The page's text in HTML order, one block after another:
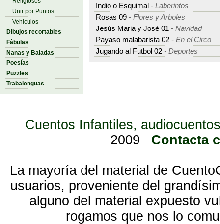
Unir por Puntos
Vehiculos
Dibujos recortables
Fábulas
Nanas y Baladas
Poesías
Puzzles
Trabalenguas
Indio o Esquimal - Laberintos
Rosas 09 - Flores y Arboles
Jesús Maria y José 01 - Navidad
Payaso malabarista 02 - En el Circo
Jugando al Futbol 02 - Deportes
Cuentos Infantiles,
2009
Contacta
La mayoría del material de
usuarios, proveniente del
alguno del material expuesto
rogamos que nos lo